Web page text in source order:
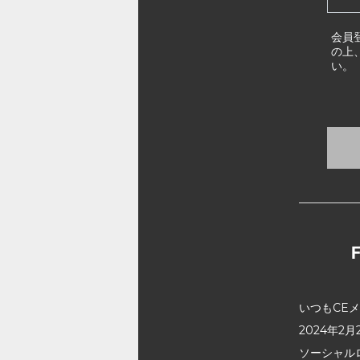
会員
の上
い。
いつもCE
2024年2月
ソーシャ